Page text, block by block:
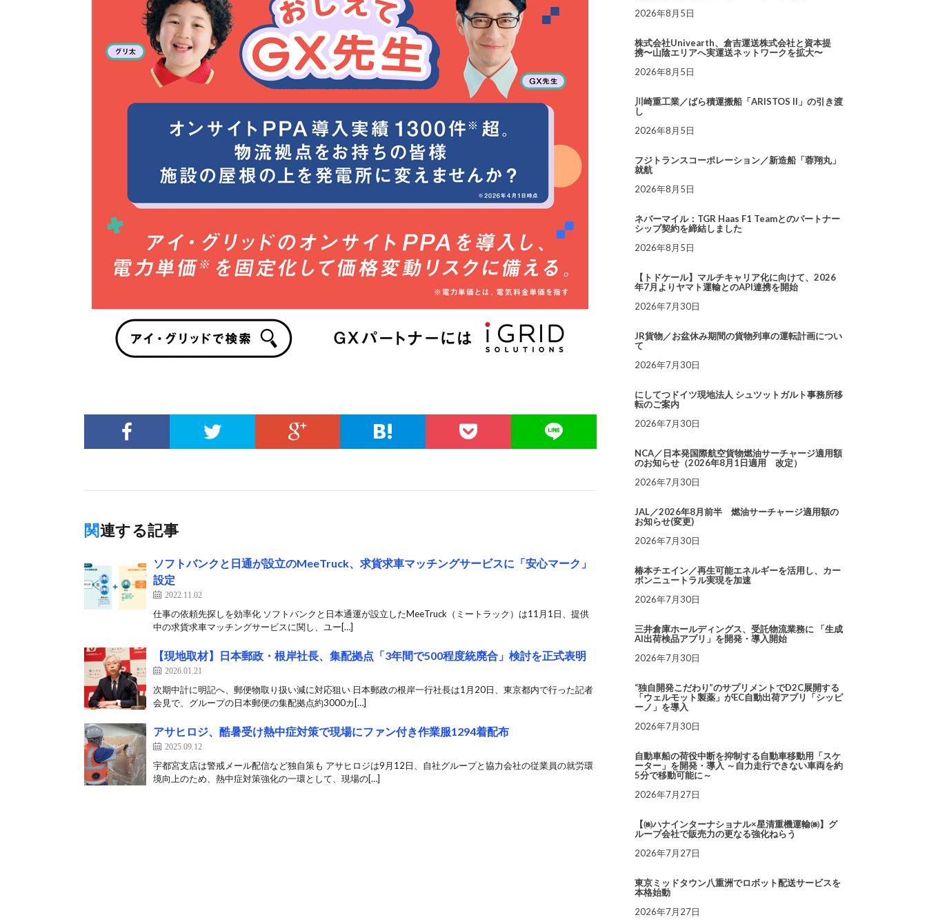
関連する記事
ソフトバンクと日通が設立のMeeTruck、求貨求車マッチングサービスに「安心マーク」
設定
2022.11.02
仕事の依頼先探しを効率化 ソフトバンクと日本通運が設立したMeeTruck（ミートラック）は11月1日、提供
中の求貨求車マッチングサービスに関し、ユー[…]
【現地取材】日本郵政・根岸社長、集配拠点「3年間で500程度統廃合」検討を正式表明
2026.01.21
次期中計に明記へ、郵便物取り扱い減に対応狙い 日本郵政の根岸一行社長は1月20日、東京都内で行った記者
会見で、グループの日本郵便の集配拠点約3000カ[…]
アサヒロジ、酷暑受け熱中症対策で現場にファン付き作業服1294着配布
2025.09.12
宇都宮支店は警戒メール配信など独自策も アサヒロジは9月12日、自社グループと協力会社の従業員の就労環
境向上のため、熱中症対策強化の一環として、現場の[…]
2026年8月5日
株式会社Univearth、倉吉運送株式会社と資本提
携〜山陰エリアへ実運送ネットワークを拡大〜
2026年8月5日
川崎重工業／ばら積運搬船「ARISTOS II」の引き渡
し
2026年8月5日
フジトランスコーポレーション／新造船「蓉翔丸」
就航
2026年8月5日
ネバーマイル：TGR Haas F1 Teamとのパートナー
シップ契約を締結しました
2026年8月5日
【トドケール】マルチキャリア化に向けて、2026
年7月よりヤマト運輸とのAPI連携を開始
2026年7月30日
JR貨物／お盆休み期間の貨物列車の運転計画につい
て
2026年7月30日
にしてつドイツ現地法人 シュツットガルト事務所移
転のご案内
2026年7月30日
NCA／日本発国際航空貨物燃油サーチャージ適用額
のお知らせ（2026年8月1日適用 改定）
2026年7月30日
JAL／2026年8月前半 燃油サーチャージ適用額の
お知らせ(変更)
2026年7月30日
椿本チエイン／再生可能エネルギーを活用し、カー
ボンニュートラル実現を加速
2026年7月30日
三井倉庫ホールディングス、受託物流業務に 「生成
AI出荷検品アプリ」を開発・導入開始
2026年7月30日
“独自開発こだわり”のサプリメントでD2C展開する
「ウェルモット製薬」がEC自動出荷アプリ「シッピ
ーノ」を導入
2026年7月30日
自動車船の荷役中断を抑制する自動車移動用「スケ
ーター」を開発・導入 ～自力走行できない車両を約
5分で移動可能に～
2026年7月27日
【㈱ハナインターナショナル×星清重機運輸㈱】グ
ループ会社で販売力の更なる強化ねらう
2026年7月27日
東京ミッドタウン八重洲でロボット配送サービスを
本格始動
2026年7月27日